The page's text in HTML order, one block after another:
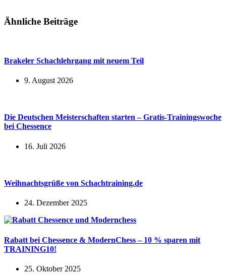
Ähnliche Beiträge
Brakeler Schachlehrgang mit neuem Teil
9. August 2026
Die Deutschen Meisterschaften starten – Gratis-Trainingswoche
bei Chessence
16. Juli 2026
Weihnachtsgrüße von Schachtraining.de
24. Dezember 2025
Rabatt bei Chessence & ModernChess – 10 % sparen mit
TRAINING10!
25. Oktober 2025